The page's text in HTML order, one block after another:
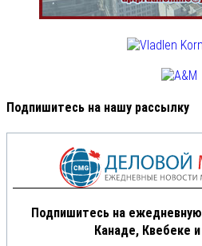
Подпишитесь на нашу рассылку
Подпишитесь на
Канаде, Квебеке